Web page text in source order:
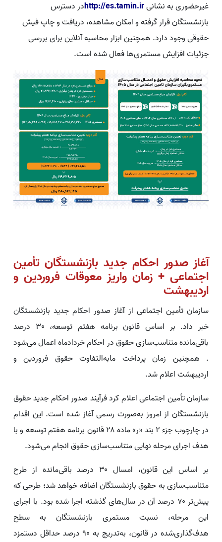
غیرحضوری به نشانیhttp://es.tamin.irدر دسترس
بازنشستگان قرار گرفته و امکان مشاهده، دریافت و چاپ فیش
حقوقی وجود دارد. همچنین ابزار محاسبه آنلاین برای بررسی
جزئیات افزایش مستمری‌ها فعال شده است.
آغاز صدور احکام جدید بازنشستگان تأمین
اجتماعی + زمان واریز معوقات فروردین و
اردیبهشت
سازمان تأمین اجتماعی از آغاز صدور احکام جدید بازنشستگان
خبر داد. بر اساس قانون برنامه هفتم توسعه، 30 درصد
باقی‌مانده متناسب‌سازی حقوق در احکام خردادماه اعمال می‌شود
. همچنین زمان پرداخت مابه‌التفاوت حقوق فروردین و
اردیبهشت اعلام شد.
سازمان تأمین اجتماعی اعلام کرد فرآیند صدور احکام جدید حقوق
بازنشستگان از امروز به‌صورت رسمی آغاز شده است. این اقدام
در چارچوب جزء ۲ بند «ر» ماده ۲۸ قانون برنامه هفتم توسعه و با
هدف اجرای مرحله نهایی متناسب‌سازی حقوق انجام می‌شود.
بر اساس این قانون، امسال ۳۰ درصد باقی‌مانده از طرح
متناسب‌سازی به حقوق بازنشستگان اضافه خواهد شد؛ طرحی که
پیش‌تر ۷۰ درصد آن در سال‌های گذشته اجرا شده بود. با اجرای
این مرحله، نسبت مستمری بازنشستگان به سطح
هدف‌گذاری‌شده در قانون، به‌تدریج به ۹۰ درصد حداقل دستمزد